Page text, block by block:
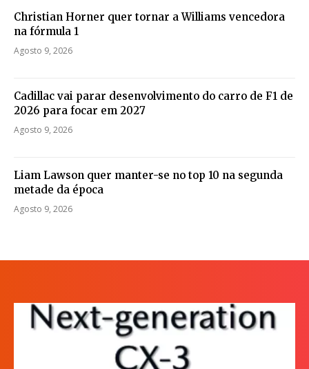
Christian Horner quer tornar a Williams vencedora
na fórmula 1
Agosto 9, 2026
Cadillac vai parar desenvolvimento do carro de F1 de
2026 para focar em 2027
Agosto 9, 2026
Liam Lawson quer manter-se no top 10 na segunda
metade da época
Agosto 9, 2026